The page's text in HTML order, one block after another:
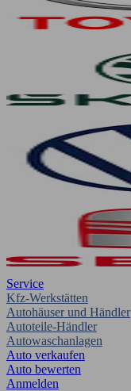
Service
Kfz-Werkstätten
Autohäuser und Händler
Autoteile-Händler
Autowaschanlagen
Auto verkaufen
Auto bewerten
Anmelden